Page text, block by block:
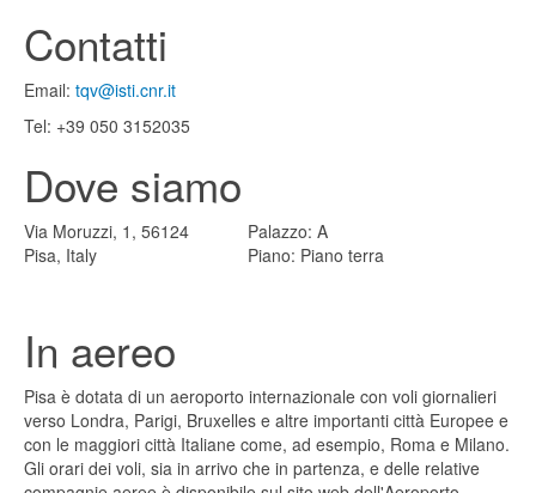
Contatti
Email: tqv@isti.cnr.it
Tel: +39 050 3152035
Dove siamo
Via Moruzzi, 1, 56124
Pisa, Italy
Palazzo: A
Piano: Piano terra
In aereo
Pisa è dotata di un aeroporto internazionale con voli giornalieri
verso Londra, Parigi, Bruxelles e altre importanti città Europee e
con le maggiori città Italiane come, ad esempio, Roma e Milano.
Gli orari dei voli, sia in arrivo che in partenza, e delle relative